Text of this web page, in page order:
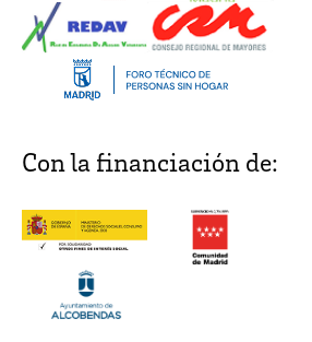
Con la financiación de: